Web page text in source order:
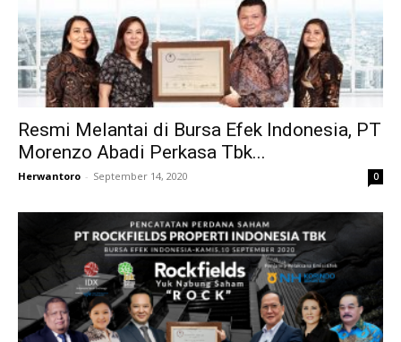
Resmi Melantai di Bursa Efek Indonesia, PT
Morenzo Abadi Perkasa Tbk...
Herwantoro - September 14, 2020 0